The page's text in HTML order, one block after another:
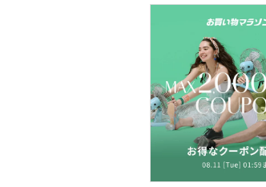
フレグランス
メイク道具・美容器具
コフレ・キット・セット
食器・調理器具・キッチ
ン用品